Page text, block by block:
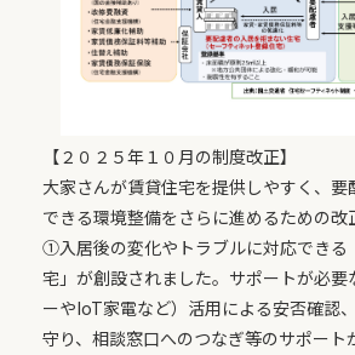
【２０２５年１０月の制度改正】
大家さんが賃貸住宅を提供しやすく、要
できる環境整備をさらに進めるための改
①入居後の変化やトラブルに対応できる
宅」が創設されました。サポートが必要
ーやIoT家電など）活用による安否確認
守り、相談窓口へのつなぎ等のサポート